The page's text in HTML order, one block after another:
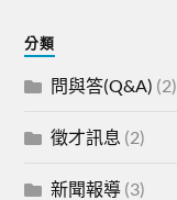
分類
問與答(Q&A) (2)
徵才訊息 (2)
新聞報導 (3)